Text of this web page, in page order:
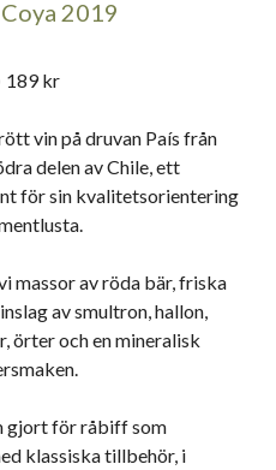
2019
189 kr
vin på druvan País från
delen av Chile, ett
för sin kvalitetsorientering
massor av röda bär, friska
av smultron, hallon,
örter och en mineralisk
gjort för råbiff som
klassiska tillbehör, i